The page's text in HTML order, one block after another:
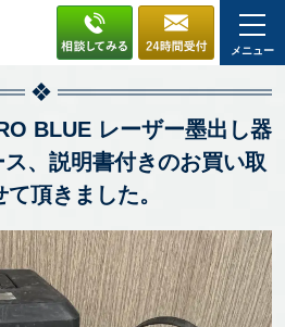
メニュー
BLUE レーザー墨出し器
、説明書付きのお買い取
て頂きました。